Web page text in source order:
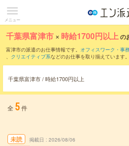
メニュー
千葉県富津市 × 時給1700円以上の
富津市の派遣のお仕事情報です。 オフィスワーク・事
、 クリエイティブ系などのお仕事を取り揃えています。
千葉県富津市 / 時給1700円以上
全 5件
未読 掲載日 2026/08/06